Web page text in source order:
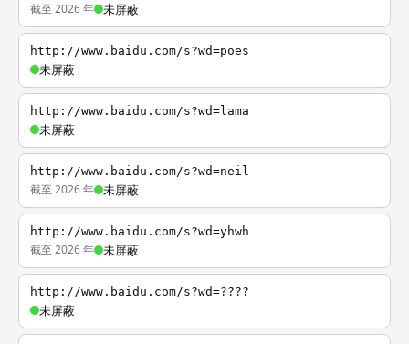
截至 2026 年 未屏蔽
http://www.baidu.com/s?wd=poes
未屏蔽
http://www.baidu.com/s?wd=lama
未屏蔽
http://www.baidu.com/s?wd=neil
截至 2026 年 未屏蔽
http://www.baidu.com/s?wd=yhwh
截至 2026 年 未屏蔽
http://www.baidu.com/s?wd=????
未屏蔽